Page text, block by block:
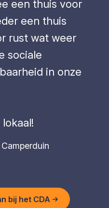
een thuis voor
een thuis
rust wat weer
sociale
in onze
Camperduin
bij het CDA